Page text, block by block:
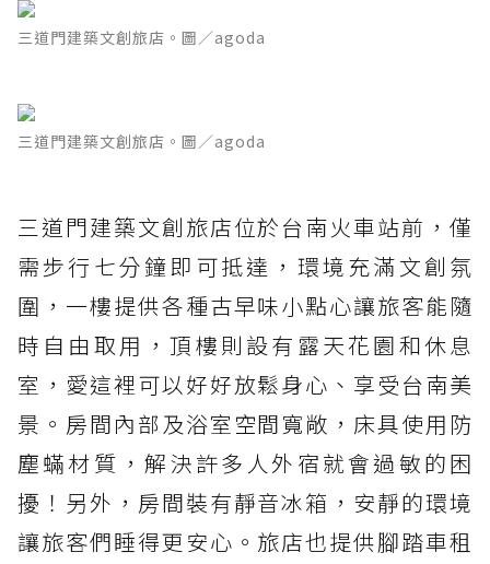
三道門建築文創旅店。圖／agoda
三道門建築文創旅店。圖／agoda
三道門建築文創旅店位於台南火車站前，僅
需步行七分鐘即可抵達，環境充滿文創氛
圍，一樓提供各種古早味小點心讓旅客能隨
時自由取用，頂樓則設有露天花園和休息
室，愛這裡可以好好放鬆身心、享受台南美
景。房間內部及浴室空間寬敞，床具使用防
塵蟎材質，解決許多人外宿就會過敏的困
擾！另外，房間裝有靜音冰箱，安靜的環境
讓旅客們睡得更安心。旅店也提供腳踏車租